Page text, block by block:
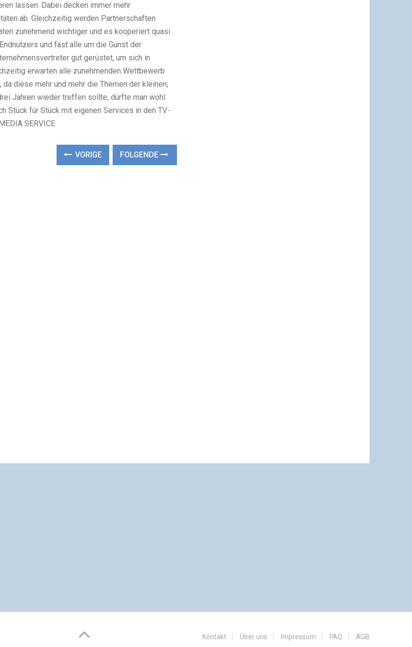
lassen. Dabei decken immer mehr
ab. Gleichzeitig werden Partnerschaften
zunehmend wichtiger und es kooperiert quasi
und fast alle um die Gunst der
gut gerüstet, um sich in
erwarten alle zunehmenden Wettbewerb
diese mehr und mehr die Themen der kleinen,
Jahren wieder treffen sollte, dürfte man wohl
Stück für Stück mit eigenen Services in den TV-
SERVICE
VORIGE FOLGENDE
Kontakt Über uns Impressum FAQ AGB